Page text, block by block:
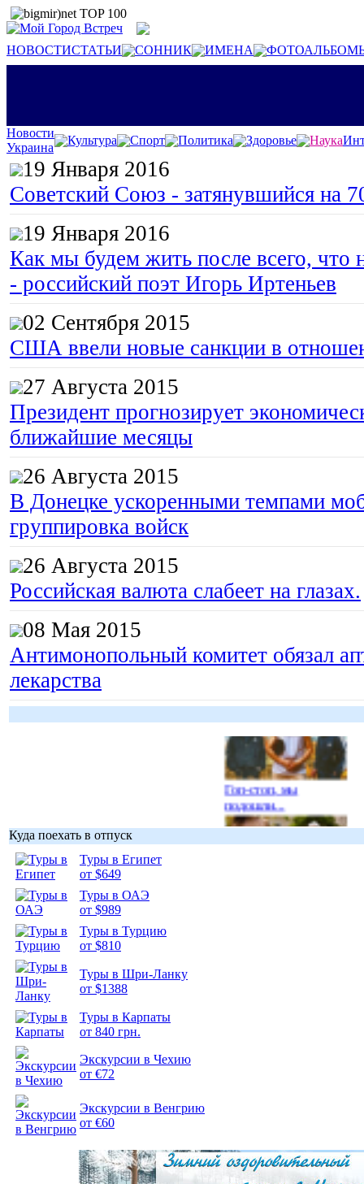
НОВОСТИСТАТЬИ СОННИК ИМЕНА
Новости
Украина
Культура Спорт Политика Здоровье Наука
19 Января 2016
Советский Союз - затянувшийся на
19 Января 2016
Как мы будем жить после всего, что
- российский поэт Игорь Иртеньев
02 Сентября 2015
США ввели новые санкции в
27 Августа 2015
Президент прогнозирует
ближайшие месяцы
26 Августа 2015
В Донецке ускоренными темпами
группировка войск
26 Августа 2015
Российская валюта слабеет на глазах.
08 Мая 2015
Антимонопольный комитет обязал
лекарства
Гоп-стоп, мы
подошли...
Куда поехать в отпуск
Туры в Египет
от $649
Туры в ОАЭ
от $989
Туры в Турцию
от $810
Туры в Шри-Ланку
от $1388
Туры в Карпаты
от 840 грн.
Экскурсии в Чехию
от €72
Экскурсии в Венгрию
от €60